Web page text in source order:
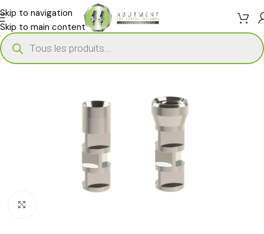
Skip to navigation
Skip to main content